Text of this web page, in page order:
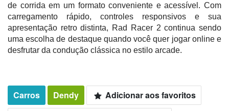
de corrida em um formato conveniente e acessível. Com
carregamento rápido, controles responsivos e sua
apresentação retro distinta, Rad Racer 2 continua sendo
uma escolha de destaque quando você quer jogar online e
desfrutar da condução clássica no estilo arcade.
Carros Dendy
Adicionar aos favoritos